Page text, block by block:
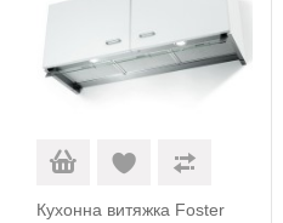
Кухонна витяжка Foster